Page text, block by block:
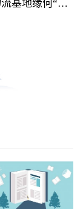
基地缘何“相